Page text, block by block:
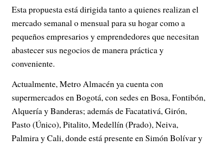
Esta propuesta está dirigida tanto a quienes realizan el
mercado semanal o mensual para su hogar como a
pequeños empresarios y emprendedores que necesitan
abastecer sus negocios de manera práctica y
conveniente.
Actualmente, Metro Almacén ya cuenta con
supermercados en Bogotá, con sedes en Bosa, Fontibón,
Alquería y Banderas; además de Facatativá, Girón,
Pasto (Único), Pitalito, Medellín (Prado), Neiva,
Palmira y Cali, donde está presente en Simón Bolívar y